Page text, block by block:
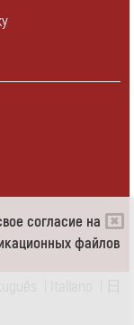
согласие на
файлов